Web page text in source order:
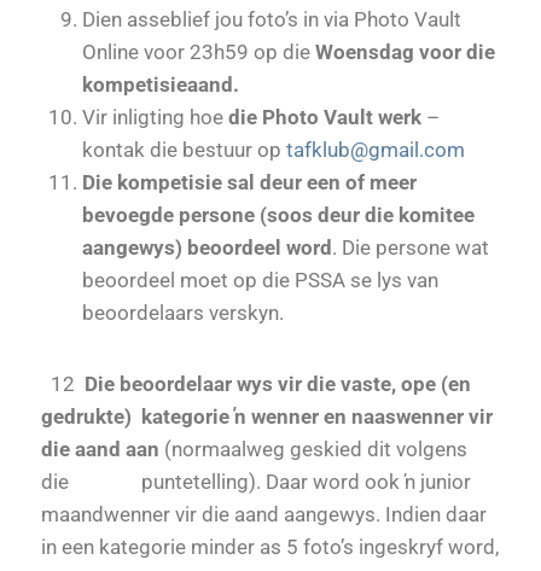
Dien asseblief jou foto’s in via Photo Vault
Online voor 23h59 op die Woensdag voor die
kompetisieaand.
Vir inligting hoe die Photo Vault werk –
kontak die bestuur op tafklub@gmail.com
Die kompetisie sal deur een of meer
bevoegde persone (soos deur die komitee
aangewys) beoordeel word . Die persone wat
beoordeel moet op die PSSA se lys van
beoordelaars verskyn.
12 Die beoordelaar wys vir die vaste, ope (en
gedrukte) kategorie ŉ wenner en naaswenner vir
die aand aan (normaalweg geskied dit volgens
die puntetelling). Daar word ook ŉ junior
maandwenner vir die aand aangewys. Indien daar
in een kategorie minder as 5 foto’s ingeskryf word,